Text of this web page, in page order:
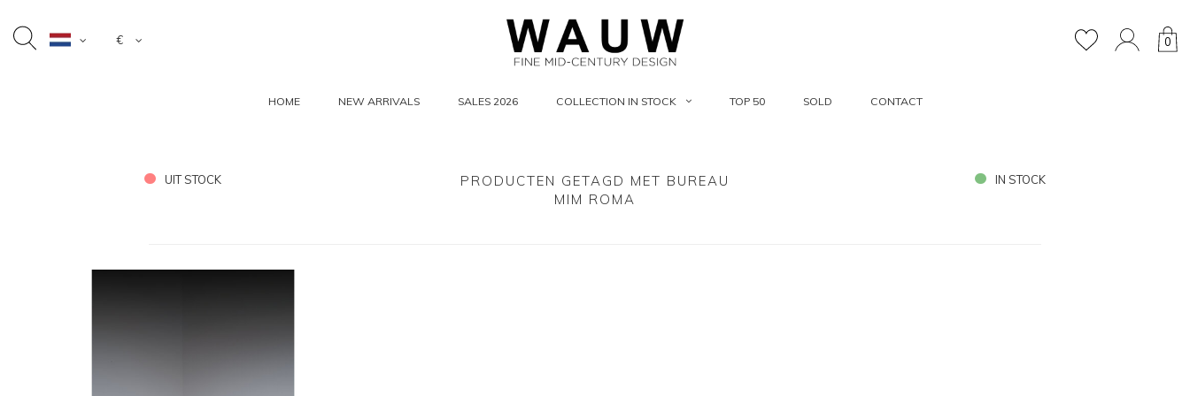
€ 0
HOME NEW ARRIVALS SALES 2026 COLLECTION IN STOCK TOP 50 SOLD CONTACT
UIT STOCK
PRODUCTEN GETAGD MET BUREAU
MIM ROMA
IN STOCK